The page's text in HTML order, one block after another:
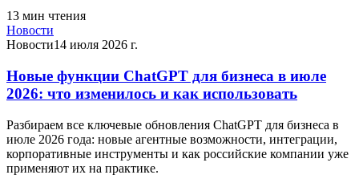
13 мин чтения
Новости
Новости14 июля 2026 г.
Новые функции ChatGPT для бизнеса в июле
2026: что изменилось и как использовать
Разбираем все ключевые обновления ChatGPT для бизнеса в
июле 2026 года: новые агентные возможности, интеграции,
корпоративные инструменты и как российские компании уже
применяют их на практике.